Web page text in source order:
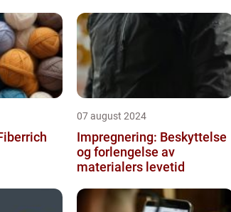
07 august 2024
Impregnering: Beskyttelse
og forlengelse av
materialers levetid